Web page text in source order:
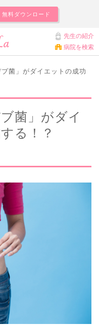
無料ダウンロード
先生の紹介
病院を検索
菌」がダイエットの成功
菌」がダイ
る！？